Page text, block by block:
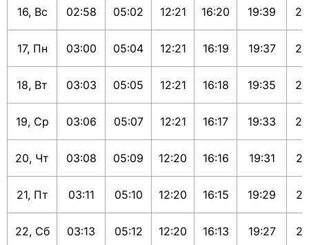
16, Вс 02:58 05:02 12:21 16:20 19:39
17, Пн 03:00 05:04 12:21 16:19 19:37
18, Вт 03:03 05:05 12:21 16:18 19:35
19, Ср 03:06 05:07 12:21 16:17 19:33
20, Чт 03:08 05:09 12:20 16:16 19:31
21, Пт 03:11 05:10 12:20 16:15 19:29
22, Сб 03:13 05:12 12:20 16:13 19:27